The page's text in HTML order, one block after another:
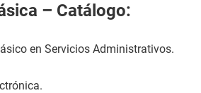
– Catálogo:
en Servicios Administrativos.